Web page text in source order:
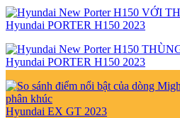
Hyundai PORTER H150 2023
Hyundai PORTER H150 2023
Hyundai EX GT 2023